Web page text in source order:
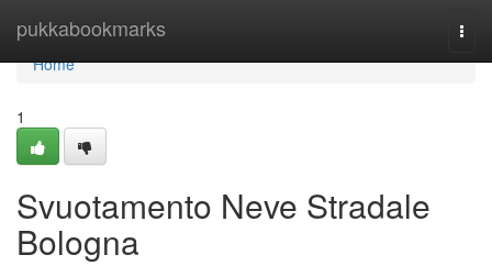
pukkabookmarks
Home
Home
1
Svuotamento Neve Stradale
Bologna